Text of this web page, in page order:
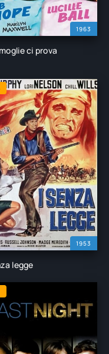
1963
ci prova
1953
legge